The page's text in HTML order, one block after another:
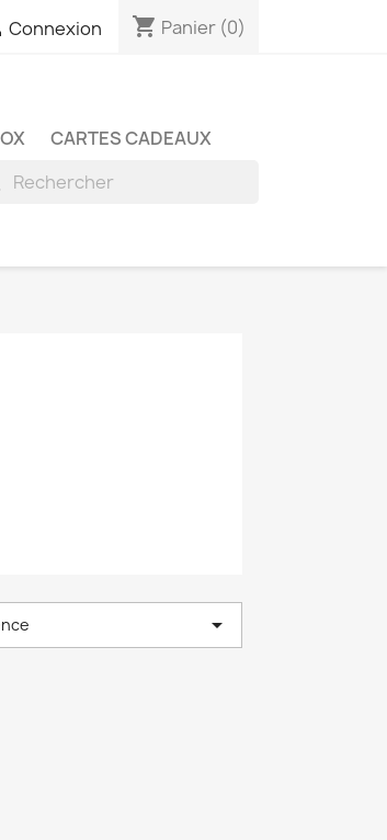
Connexion shopping_cart Panier (0)
CARTES CADEAUX
